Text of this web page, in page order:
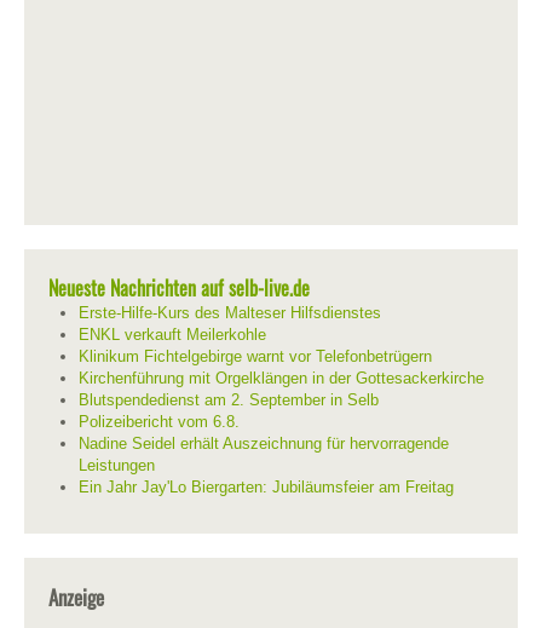
Neueste Nachrichten auf selb-live.de
Erste-Hilfe-Kurs des Malteser Hilfsdienstes
ENKL verkauft Meilerkohle
Klinikum Fichtelgebirge warnt vor Telefonbetrügern
Kirchenführung mit Orgelklängen in der Gottesackerkirche
Blutspendedienst am 2. September in Selb
Polizeibericht vom 6.8.
Nadine Seidel erhält Auszeichnung für hervorragende
Leistungen
Ein Jahr Jay'Lo Biergarten: Jubiläumsfeier am Freitag
Anzeige